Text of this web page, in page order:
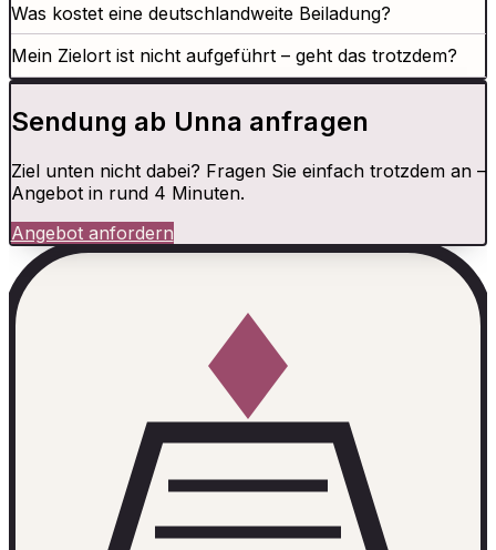
Was kostet eine deutschlandweite Beiladung?
Mein Zielort ist nicht aufgeführt – geht das trotzdem?
Sendung ab Unna anfragen
Ziel unten nicht dabei? Fragen Sie einfach trotzdem an –
Angebot in rund 4 Minuten.
Angebot anfordern